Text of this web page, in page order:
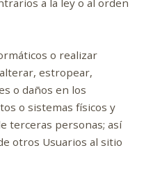
o realizar
estropear,
o daños en los
o sistemas físicos y
terceras personas; así
otros Usuarios al sitio